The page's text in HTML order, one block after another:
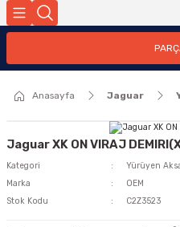
Anasayfa Jaguar
Jaguar XK ON VIRAJ
Kategori
Yürüyen
Marka
OEM
Stok Kodu
C2Z3523